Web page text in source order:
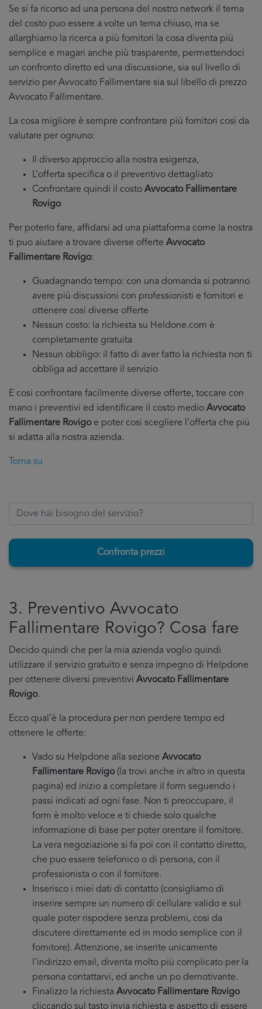
Se si fa ricorso ad una persona del nostro network il tema
del costo puo essere a volte un tema chiuso, ma se
allarghiamo la ricerca a più fornitori la cosa diventa più
semplice e magari anche più trasparente, permettendoci
un confronto diretto ed una discussione, sia sul livello di
servizio per Avvocato Fallimentare sia sul libello di prezzo
Avvocato Fallimentare.
La cosa migliore è sempre confrontare più fornitori cosi da
valutare per ognuno:
Il diverso approccio alla nostra esigenza,
L’offerta specifica o il preventivo dettagliato
Confrontare quindi il costo Avvocato Fallimentare
Rovigo
Per poterlo fare, affidarsi ad una piattaforma come la nostra
ti puo aiutare a trovare diverse offerte Avvocato
Fallimentare Rovigo:
Guadagnando tempo: con una domanda si potranno
avere più discussioni con professionisti e fornitori e
ottenere cosi diverse offerte
Nessun costo: la richiesta su Heldone.com è
completamente gratuita
Nessun obbligo: il fatto di aver fatto la richiesta non ti
obbliga ad accettare il servizio
E cosi confrontare facilmente diverse offerte, toccare con
mano i preventivi ed identificare il costo medio Avvocato
Fallimentare Rovigoe poter cosi scegliere l’offerta che più
si adatta alla nostra azienda.
Torna su
Confronta prezzi
3. Preventivo Avvocato
Fallimentare Rovigo? Cosa fare
Decido quindi che per la mia azienda voglio quindi
utilizzare il servizio gratuito e senza impegno di Helpdone
per ottenere diversi preventivi Avvocato Fallimentare
Rovigo.
Ecco qual’è la procedura per non perdere tempo ed
ottenere le offerte:
Vado su Helpdone alla sezione Avvocato
Fallimentare Rovigo(la trovi anche in altro in questa
pagina) ed inizio a completare il form seguendo i
passi indicati ad ogni fase. Non ti preoccupare, il
form è molto veloce e ti chiede solo qualche
informazione di base per poter orentare il fornitore.
La vera negoziazione si fa poi con il contatto diretto,
che puo essere telefonico o di persona, con il
professionista o con il fornitore.
Inserisco i miei dati di contatto (consigliamo di
inserire sempre un numero di cellulare valido e sul
quale poter rispodere senza problemi, cosi da
discutere direttamente ed in modo semplice con il
fornitore). Attenzione, se inserite unicamente
l’indirizzo email, diventa molto più complicato per la
persona contattarvi, ed anche un po demotivante.
Finalizzo la richiesta Avvocato Fallimentare Rovigo
cliccando sul tasto invia richiesta e aspetto di essere